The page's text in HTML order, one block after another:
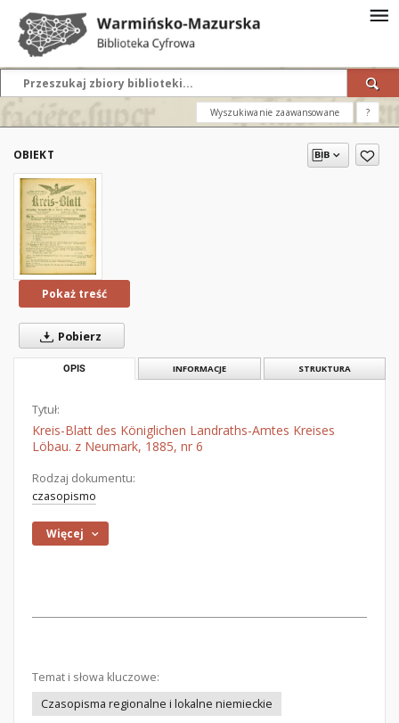
Wyszukiwanie zaawansowane ?
OBIEKT
Pokaż treść
Pobierz
OPIS INFORMACJE STRUKTURA
Tytuł:
Kreis-Blatt des Königlichen Landraths-Amtes Kreises
Löbau. z Neumark, 1885, nr 6
Rodzaj dokumentu:
czasopismo
Więcej
Temat i słowa kluczowe:
Czasopisma regionalne i lokalne niemieckie